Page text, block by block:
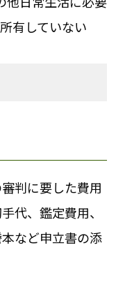
有していない
判に要した費用
代、鑑定費用、
など申立書の添